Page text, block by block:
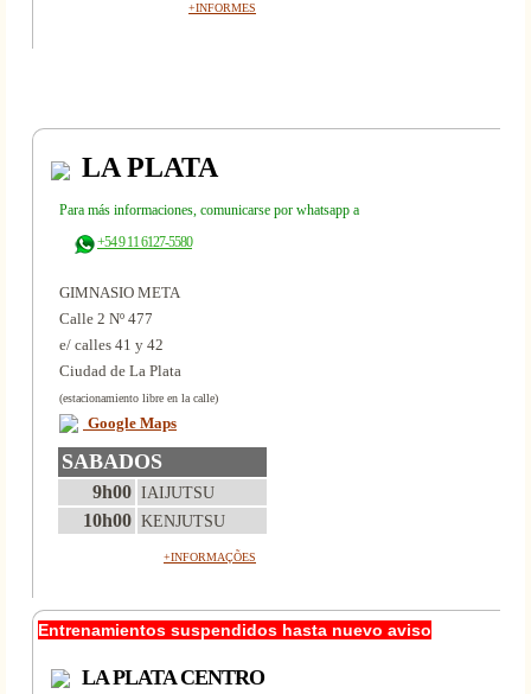
+INFORMES
LA PLATA
Para más informaciones, comunicarse por whatsapp a
+54 9 11 6127-5580
GIMNASIO META
Calle 2 Nº 477
e/ calles 41 y 42
Ciudad de La Plata
(estacionamiento libre en la calle)
Google Maps
SABADOS
9h00 IAIJUTSU
10h00 KENJUTSU
+INFORMAÇÕES
Entrenamientos suspendidos hasta nuevo aviso
LA PLATA CENTRO